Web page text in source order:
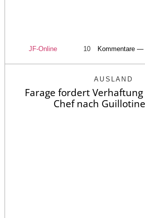
JF-Online 10 Kommentare —
AUSLAND
Farage fordert
Chef nach